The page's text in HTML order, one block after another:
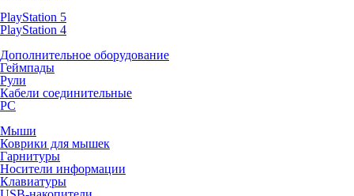
PlayStation 5
PlayStation 4
Дополнительное оборудование
Геймпады
Рули
Кабели соединительные
PC
Мыши
Коврики для мышек
Гарнитуры
Носители информации
Клавиатуры